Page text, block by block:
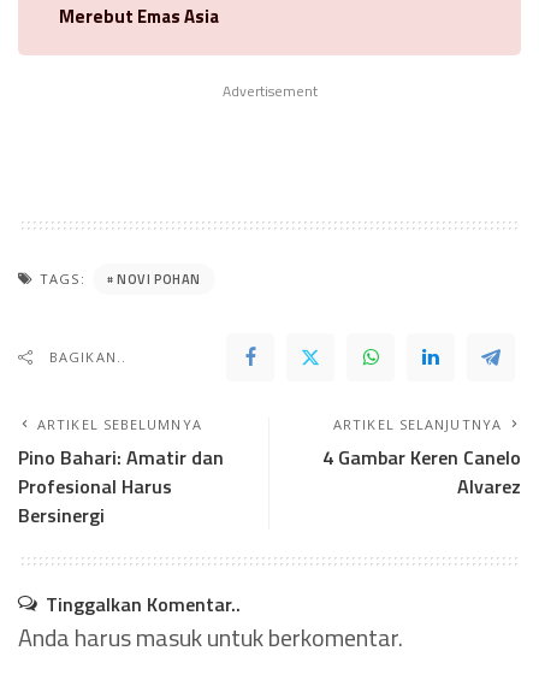
Merebut Emas Asia
Advertisement
TAGS: NOVI POHAN
BAGIKAN..
ARTIKEL SEBELUMNYA
Pino Bahari: Amatir dan
Profesional Harus
Bersinergi
ARTIKEL SELANJUTNYA
4 Gambar Keren Canelo
Alvarez
Tinggalkan Komentar..
Anda harusmasukuntuk berkomentar.